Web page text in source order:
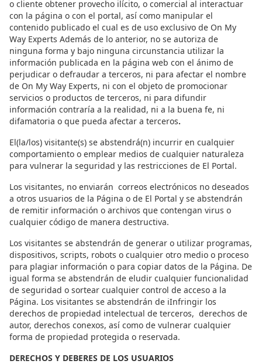
o cliente obtener provecho ilícito, o comercial al interactuar
con la página o con el portal, así como manipular el
contenido publicado el cual es de uso exclusivo de On My
Way Experts Además de lo anterior, no se autoriza de
ninguna forma y bajo ninguna circunstancia utilizar la
información publicada en la página web con el ánimo de
perjudicar o defraudar a terceros, ni para afectar el nombre
de On My Way Experts, ni con el objeto de promocionar
servicios o productos de terceros, ni para difundir
información contraría a la realidad, ni a la buena fe, ni
difamatoria o que pueda afectar a terceros.
El(la/los) visitante(s) se abstendrá(n) incurrir en cualquier
comportamiento o emplear medios de cualquier naturaleza
para vulnerar la seguridad y las restricciones de El Portal.
Los visitantes, no enviarán correos electrónicos no deseados
a otros usuarios de la Página o de El Portal y se abstendrán
de remitir información o archivos que contengan virus o
cualquier código de manera destructiva.
Los visitantes se abstendrán de generar o utilizar programas,
dispositivos, scripts, robots o cualquier otro medio o proceso
para plagiar información o para copiar datos de la Página. De
igual forma se abstendrán de eludir cualquier funcionalidad
de seguridad o sortear cualquier control de acceso a la
Página. Los visitantes se abstendrán de iInfringir los
derechos de propiedad intelectual de terceros, derechos de
autor, derechos conexos, así como de vulnerar cualquier
forma de propiedad protegida o reservada.
DERECHOS Y DEBERES DE LOS USUARIOS